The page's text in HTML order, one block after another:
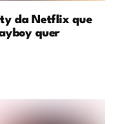
da Netflix que
quer